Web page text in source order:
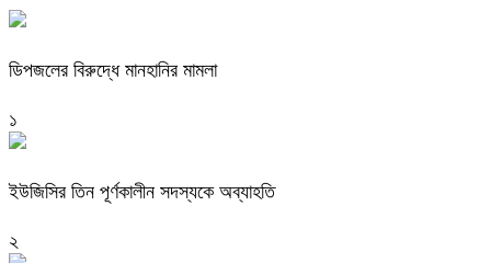
ডিপজলের বিরুদ্ধে মানহানির মামলা
১
ইউজিসির তিন পূর্ণকালীন সদস্যকে অব্যাহতি
২